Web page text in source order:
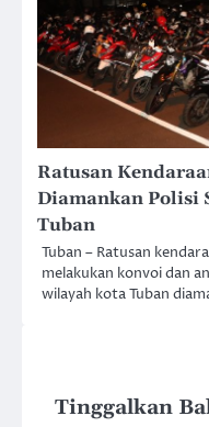
Ratusan
Diamankan Polisi
Tuban
Tuban – Ratusan
melakukan konvoi dan
wilayah kota Tuban
Tinggalkan